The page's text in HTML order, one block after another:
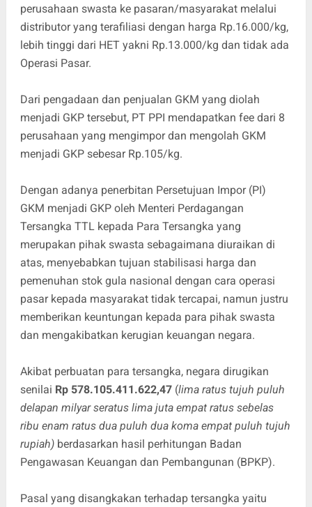
perusahaan swasta ke pasaran/masyarakat melalui
distributor yang terafiliasi dengan harga Rp.16.000/kg,
lebih tinggi dari HET yakni Rp.13.000/kg dan tidak ada
Operasi Pasar.
Dari pengadaan dan penjualan GKM yang diolah
menjadi GKP tersebut, PT PPI mendapatkan fee dari 8
perusahaan yang mengimpor dan mengolah GKM
menjadi GKP sebesar Rp.105/kg.
Dengan adanya penerbitan Persetujuan Impor (PI)
GKM menjadi GKP oleh Menteri Perdagangan
Tersangka TTL kepada Para Tersangka yang
merupakan pihak swasta sebagaimana diuraikan di
atas, menyebabkan tujuan stabilisasi harga dan
pemenuhan stok gula nasional dengan cara operasi
pasar kepada masyarakat tidak tercapai, namun justru
memberikan keuntungan kepada para pihak swasta
dan mengakibatkan kerugian keuangan negara.
Akibat perbuatan para tersangka, negara dirugikan
senilai Rp 578.105.411.622,47(lima ratus tujuh puluh
delapan milyar seratus lima juta empat ratus sebelas
ribu enam ratus dua puluh dua koma empat puluh tujuh
rupiah)berdasarkan hasil perhitungan Badan
Pengawasan Keuangan dan Pembangunan (BPKP).
Pasal yang disangkakan terhadap tersangka yaitu